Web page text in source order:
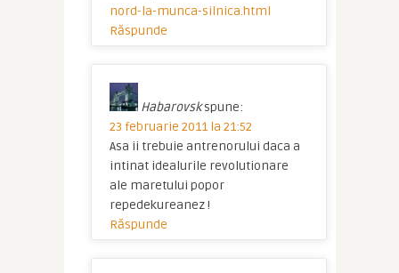
nord-la-munca-silnica.html
Răspunde
Habarovsk spune:
23 februarie 2011 la 21:52
Asa ii trebuie antrenorului daca a
intinat idealurile revolutionare
ale maretului popor
repedekureanez !
Răspunde